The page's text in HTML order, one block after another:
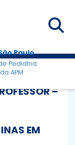
Paulo
Pediatria
APM
–
EM